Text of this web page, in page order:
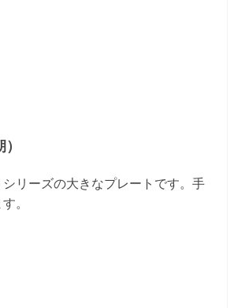
（朝）
リーズの大きなプレートです。手
。